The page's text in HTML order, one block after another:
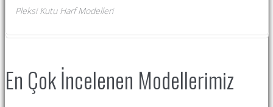
Pleksi Kutu Harf Modelleri
En Çok İncelenen Modellerimiz